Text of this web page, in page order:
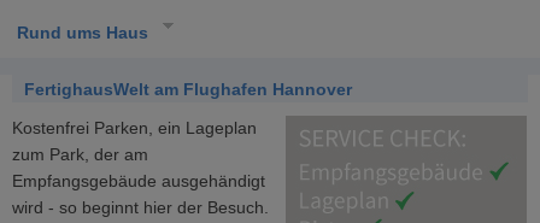
Rund ums Haus
FertighausWelt am Flughafen Hannover
Kostenfrei Parken, ein Lageplan
zum Park, der am
Empfangsgebäude ausgehändigt
wird - so beginnt hier der Besuch.